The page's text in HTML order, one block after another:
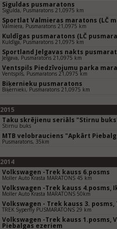
Siguldas pusmaratons
Sigulda, Pusmaratons 21,0975 km
Sportlat Valmieras maratons (LČ
Valmiera, Pusmaratons 21,0975 km
Kuldīgas pusmaratons (LČ
Kuldīga, Pusmaratons 21,0975 km
Sportland Jelgavas nakts
Jelgava, Pusmaratons 21,0975 km
Ventspils Piedzīvojumu parka
Ventspils, Pusmaratons 21,0975 km
Biķernieku pusmaratons
Biķernieki, Pusmaratons 21,0975 km
2015
Taku skrējienu seriāls "Stirnu
Stirnu buks
MTB velobrauciens "Apkārt
Pusmaratons, 35km
2014
Volkswagen -Trek kauss 6.posms
Moller Auto Krasta MARATONS 45 km
Volkswagen -Trek kauss 4.posms,
Moller Auto Krasta MARATONS 50km
Volkswagen - Trek kauss 3. posms,
TREK Syperfly PUSMARATONS 29 km
Volkswagen -Trek kauss 1.posms,
Piebalgas ezeriem